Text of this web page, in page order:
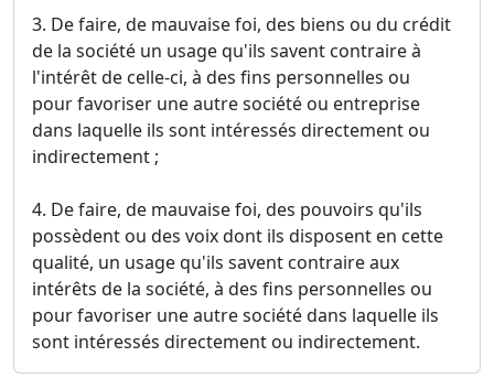
3. De faire, de mauvaise foi, des biens ou du crédit
de la société un usage qu'ils savent contraire à
l'intérêt de celle-ci, à des fins personnelles ou
pour favoriser une autre société ou entreprise
dans laquelle ils sont intéressés directement ou
indirectement ;
4. De faire, de mauvaise foi, des pouvoirs qu'ils
possèdent ou des voix dont ils disposent en cette
qualité, un usage qu'ils savent contraire aux
intérêts de la société, à des fins personnelles ou
pour favoriser une autre société dans laquelle ils
sont intéressés directement ou indirectement.